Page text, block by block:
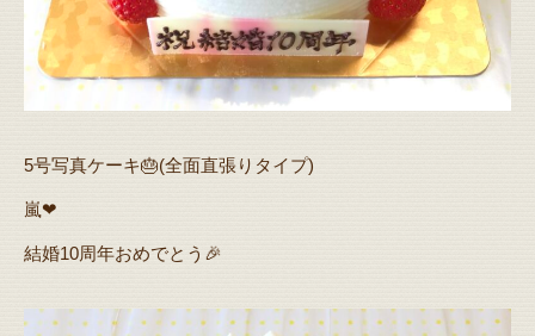
5号写真ケーキ🎂(全面直張りタイプ)
嵐❤
結婚10周年おめでとう🎉